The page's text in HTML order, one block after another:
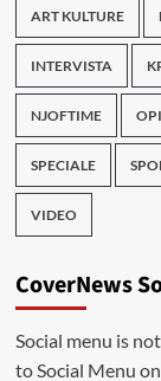
ART KULTURE
INTERVISTA
NJOFTIME
SPECIALE
VIDEO
CoverNews
Social menu is
to Social Menu